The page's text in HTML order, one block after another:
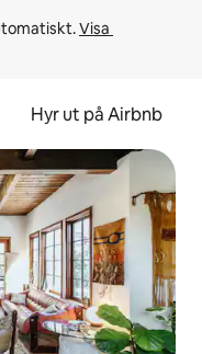
Visa
Hyr ut på Airbnb